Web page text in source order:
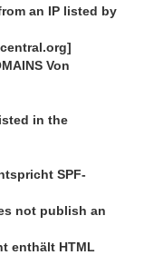
an IP listed by
Von
in the
SPF-
not publish an
enthält HTML